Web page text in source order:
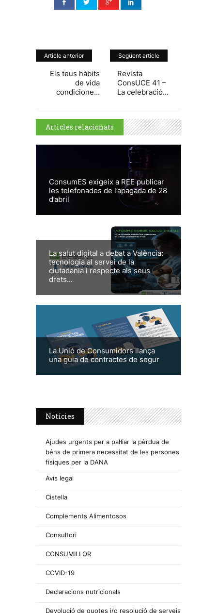
Article anterior
Els teus hàbits
de vida
condicione...
Següent article
Revista
ConsUCE 41 –
La celebració...
Articles relacionats
ConsumES exigeix a REE publicar
les telefonades de l’apagada de 28
d’abril
La salut digital a debat a València:
tecnologia al servei de la
ciutadania i respecte als seus
drets...
La Unió de Consumidors llança
una guia de contractes de segur
Notícies
Ajudes urgents per a pal·liar la pèrdua de
béns de primera necessitat de les persones
físiques per la DANA
Avís legal
Cistella
Complements Alimentosos
Consultori
CONSUMILLOR
COVID-19
Declaracions nutricionals
Devolució de quotes i/o resolució de serveis